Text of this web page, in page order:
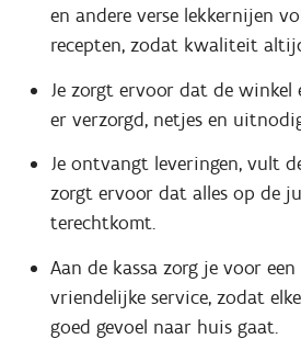
en andere verse lekkernijen
recepten, zodat kwaliteit
Je zorgt ervoor dat de winkel
er verzorgd, netjes en
Je ontvangt leveringen, vult
zorgt ervoor dat alles op de
terechtkomt.
Aan de kassa zorg je voor
vriendelijke service, zodat
goed gevoel naar huis gaat.